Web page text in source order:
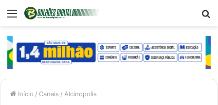
Menu
Início / Canais / Alcinopolis